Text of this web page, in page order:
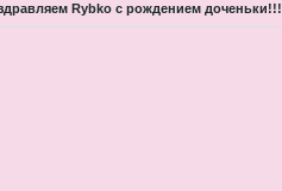
Rybko с рождением доченьки!!!